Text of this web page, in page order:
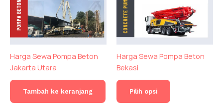
Harga Sewa Pompa Beton
Jakarta Utara
Tambah ke keranjang
Harga Sewa Pompa Beton
Bekasi
Pilih opsi
Produk